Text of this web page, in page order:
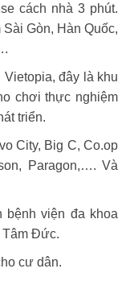
cách nhà 3 phút.
Gòn, Hàn Quốc,
đây là khu
chơi thực nghiệm
triển.
City, Big C, Co.op
Paragon,…. Và
bệnh viện đa khoa
Tâm Đức.
cư dân.